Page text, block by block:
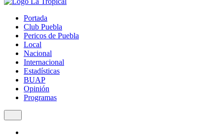
Portada
Club Puebla
Pericos de Puebla
Local
Nacional
Internacional
Estadísticas
BUAP
Opinión
Programas